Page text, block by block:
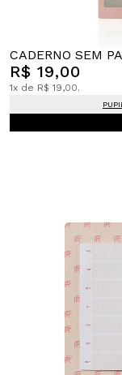
CADERNO SEM
R$ 19,00
1x de R$ 19,00.